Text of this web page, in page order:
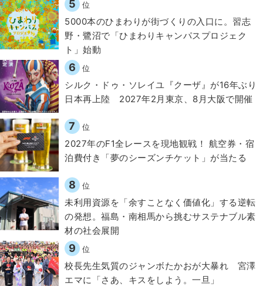
5 位
5000本のひまわりが街づくりの入口に。習志
野・鷺沼で「ひまわりキャンパスプロジェク
ト」始動
6 位
シルク・ドゥ・ソレイユ『クーザ』が16年ぶり
日本再上陸 2027年2月東京、8月大阪で開催
7 位
2027年のF1全レースを現地観戦！ 航空券・宿
泊費付き「夢のシーズンチケット」が当たる
8 位
​​未利用資源を「余すことなく価値化」する逆転
の発想。福島・南相馬から挑むサステナブル素
材の社会展開​
9 位
校長先生気質のジャンボたかおが大暴れ 宮澤
エマに「さあ、キスをしよう。一旦」